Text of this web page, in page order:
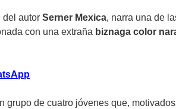
del autor Serner Mexica, narra una de
con una extraña biznaga color
grupo de cuatro jóvenes que,